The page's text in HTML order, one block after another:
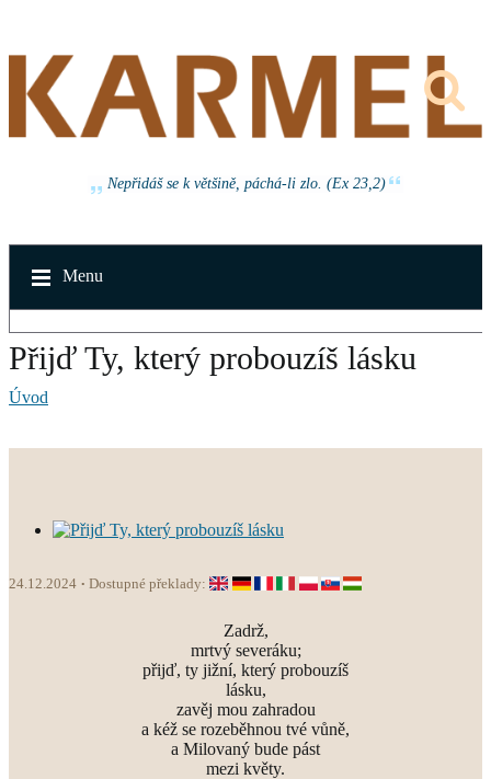
Nepřidáš se k většině, páchá-li zlo. (Ex 23,2)
Menu
Přijď Ty, který probouzíš lásku
Úvod
24.12.2024 Dostupné překlady:
Zadrž,
mrtvý severáku;
přijď, ty jižní, který probouzíš
lásku,
zavěj mou zahradou
a kéž se rozeběhnou tvé vůně,
a Milovaný bude pást
mezi květy.